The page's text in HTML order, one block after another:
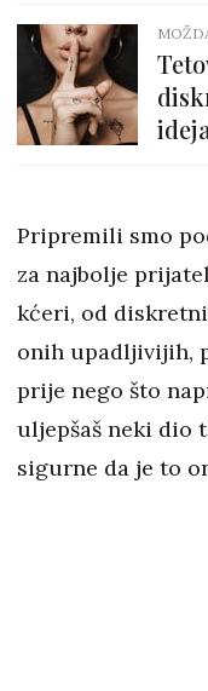
Pripremili smo
za najbolje
kćeri, od
onih upadljivijih,
prije nego što
uljepšaš neki dio
sigurne da je to